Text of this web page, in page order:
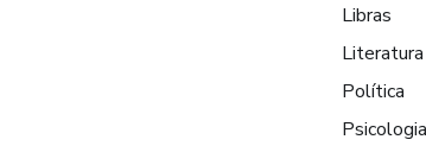
Libras
Literatura
Política
Psicologia